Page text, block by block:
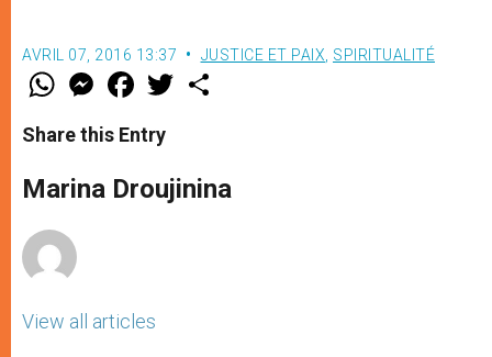
AVRIL 07, 2016 13:37 JUSTICE ET PAIX SPIRITUALITÉ
W
t
s
p
p
M
e
s
e
g
e
F
a
e
b
o
k
w
r
Share this Entry
Marina Droujinina
View all articles